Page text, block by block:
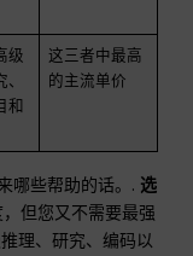
级
和
这三者中最高
的主流单价
哪些帮助的话。. 选
但您又不需要最强
理、研究、编码以